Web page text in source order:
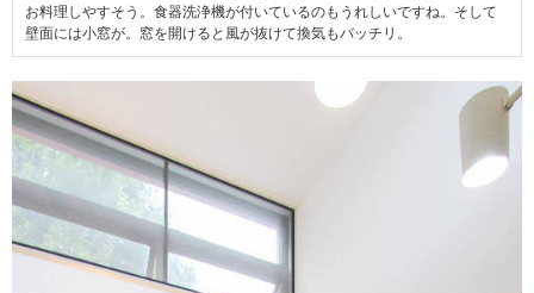
お料理しやすそう。食器洗浄機が付いているのもうれしいですね。そして
壁面には小窓が。窓を開けると風が抜けて換気もバッチリ。